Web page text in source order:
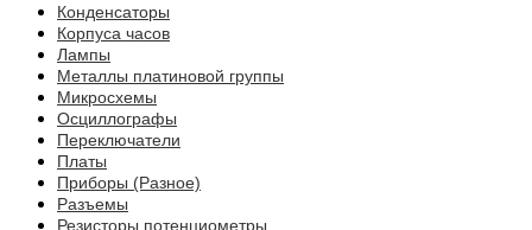
Конденсаторы
Корпуса часов
Лампы
Металлы платиновой группы
Микросхемы
Осциллографы
Переключатели
Платы
Приборы (Разное)
Разъемы
Резисторы,потенциометры